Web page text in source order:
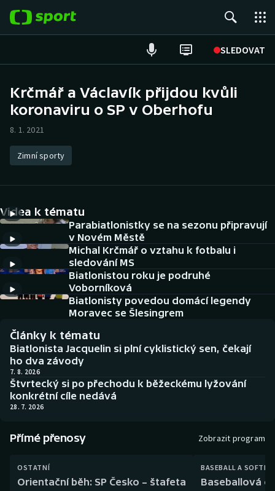
SLEDOVAT
Hokej
Atletika
DALŠÍ SPORTY
Americký fotbal
Baseball a softbal
Biatlon
Boby a skeleton
Box
Curling
Dostihy
NEPŘEHLÉDNĚTE
Historické návraty
Aplikace ČT sport
AZ kvíz
Krčmář a Václavík přijdou kvůli
koronaviru o SP v Oberhofu
8. 1. 2021
Zimní sporty
Videa k tématu
Parabiatlonistky se na sezonu připravují
v Novém Městě
Michal Krčmář o vztahu k fotbalu i
sledování MS
Biatlonistou roku je podruhé
Voborníková
Biatlonisty povedou domácí legendy
Moravec se Šlesingrem
Články k tématu
Biatlonista Jacquelin si plní cyklistický sen, čekají
ho dva závody
7. 8. 2026
Štvrtecký si po přechodu k běžeckému lyžování
konkrétní cíle nedává
28. 7. 2026
Přímé přenosy Zobrazit program
OSTATNÍ
Orientační běh: SP Česko – štafeta
BASEBALL A
Baseballová